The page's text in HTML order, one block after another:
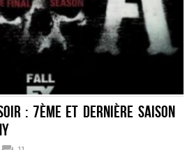
: 7ème et dernière saison